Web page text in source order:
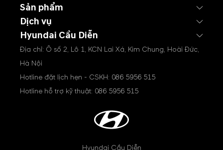
Sản phẩm
Dịch vụ
Hyundai Cầu Diễn
Địa chỉ: Ô số 2, Lô 1, KCN Lai Xá, Kim Chung, Hoài Đức,
Hà Nội
Hotline đặt lịch hẹn - CSKH: 086 5956 515
Hotline hỗ trợ kỹ thuật: 086 5956 515
Hyundai Cầu Diễn